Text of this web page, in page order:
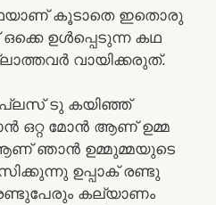
കൂടാതെ ഇതൊരു
ഒക്കെ ഉൾപ്പെടുന്ന കഥ
വായിക്കരുത്.
പ്ലസ് ടു കയിഞ്ഞ്
ഒറ്റ മോൻ ആണ് ഉമ്മ
ഞാൻ ഉമ്മുമ്മയുടെ
ഉപ്പാക് രണ്ടു
കല്യാണം